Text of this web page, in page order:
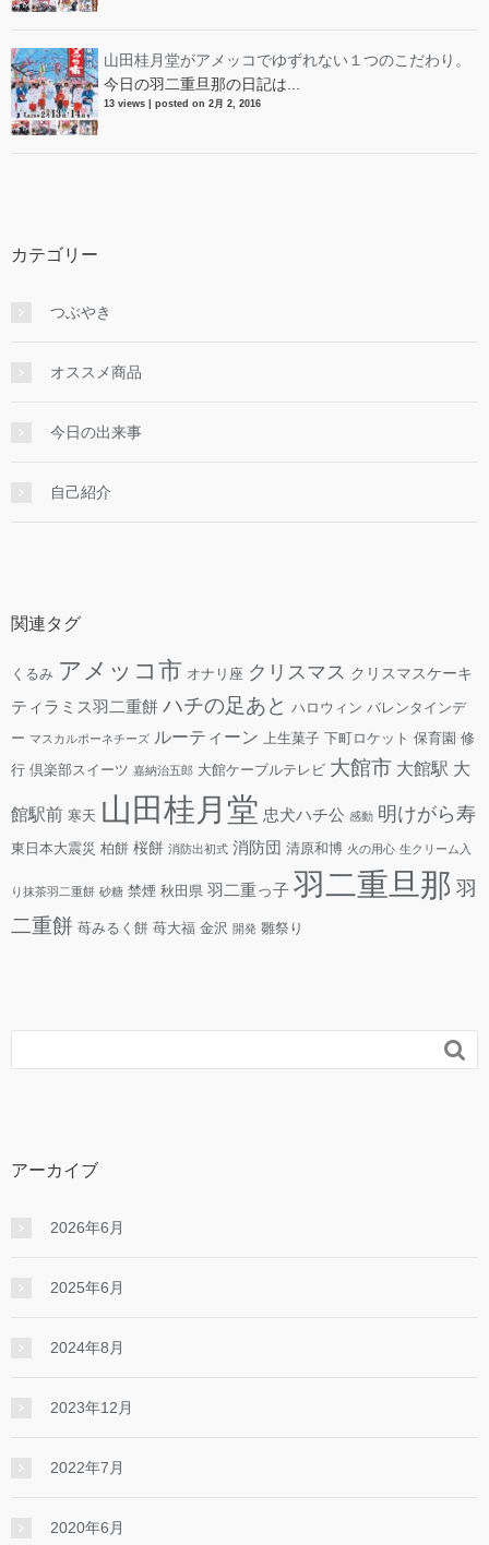
山田桂月堂がアメッコでゆずれない１つのこだわり。
今日の羽二重旦那の日記は...
13 views posted on 2月 2, 2016
カテゴリー
つぶやき
オススメ商品
今日の出来事
自己紹介
関連タグ
くるみ アメッコ市 オナリ座 クリスマス クリスマスケーキ
ティラミス羽二重餅 ハチの足あと ハロウィン バレンタインデ
ー マスカルポーネチーズ ルーティーン 上生菓子 下町ロケット 保育園 修
行 倶楽部スイーツ 嘉納治五郎 大館ケーブルテレビ 大館市 大館駅 大
館駅前 寒天 山田桂月堂 忠犬ハチ公 感動 明けがら寿
東日本大震災 柏餅 桜餅 消防出初式 消防団 清原和博 火の用心 生クリーム入
り抹茶羽二重餅 砂糖 禁煙 秋田県 羽二重っ子 羽二重旦那 羽
二重餅 苺みるく餅 苺大福 金沢 開発 雛祭り

アーカイブ
2026年6月
2025年6月
2024年8月
2023年12月
2022年7月
2020年6月